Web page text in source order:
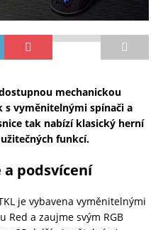
mechanickou
s vyměnitelnými spínači a
tak nabízí klasický herní
funkcí.
a podsvícení
je vybavena vyměnitelnými
Red a zaujme svým RGB